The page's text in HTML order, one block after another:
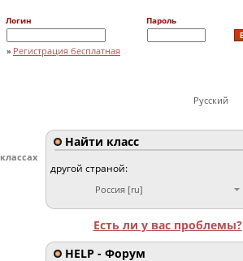
Логин Пароль
» Регистрация бесплатная
Русский
классах
Найти класс
другой страной:
Россия [ru]
Есть ли у вас проблемы?
HELP - Форум